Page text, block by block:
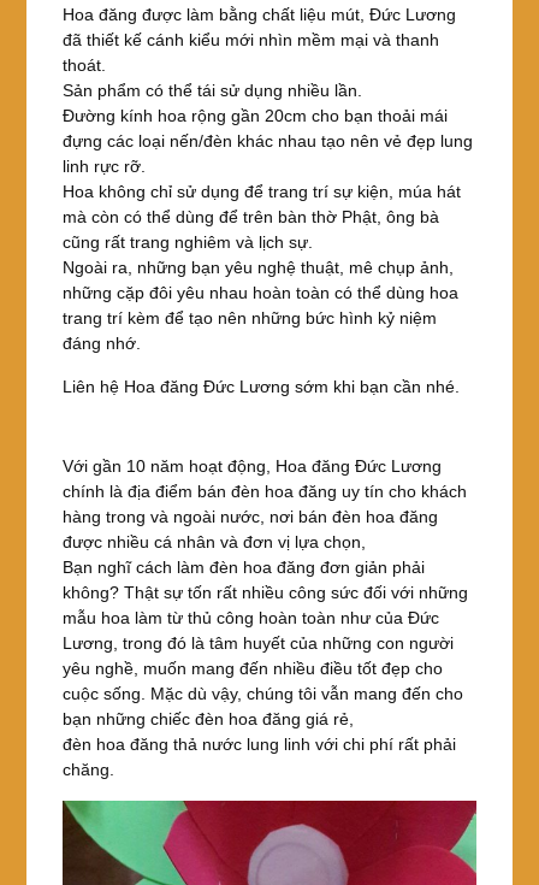
Hoa đăng được làm bằng chất liệu mút, Đức Lương
đã thiết kế cánh kiểu mới nhìn mềm mại và thanh
thoát.
Sản phẩm có thể tái sử dụng nhiều lần.
Đường kính hoa rộng gần 20cm cho bạn thoải mái
đựng các loại nến/đèn khác nhau tạo nên vẻ đẹp lung
linh rực rỡ.
Hoa không chỉ sử dụng để trang trí sự kiện, múa hát
mà còn có thể dùng để trên bàn thờ Phật, ông bà
cũng rất trang nghiêm và lịch sự.
Ngoài ra, những bạn yêu nghệ thuật, mê chụp ảnh,
những cặp đôi yêu nhau hoàn toàn có thể dùng hoa
trang trí kèm để tạo nên những bức hình kỷ niệm
đáng nhớ.
Liên hệ Hoa đăng Đức Lương sớm khi bạn cần nhé.
Với gần 10 năm hoạt động, Hoa đăng Đức Lương
chính là địa điểm bán đèn hoa đăng uy tín cho khách
hàng trong và ngoài nước, nơi bán đèn hoa đăng
được nhiều cá nhân và đơn vị lựa chọn,
Bạn nghĩ cách làm đèn hoa đăng đơn giản phải
không? Thật sự tốn rất nhiều công sức đối với những
mẫu hoa làm từ thủ công hoàn toàn như của Đức
Lương, trong đó là tâm huyết của những con người
yêu nghề, muốn mang đến nhiều điều tốt đẹp cho
cuộc sống. Mặc dù vậy, chúng tôi vẫn mang đến cho
bạn những chiếc đèn hoa đăng giá rẻ,
đèn hoa đăng thả nước lung linh với chi phí rất phải
chăng.